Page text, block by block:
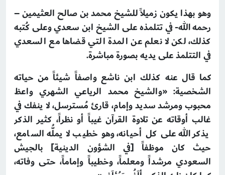
وهو بهذا يكون زميلاً للشيخ محمد بن صالح العثيمين –
رحمه الله- في تتلمذه على الشيخ ابن سعدي وعلى كُتبه
كذلك، لكن لا نعلم عن المدة التي قضاها مع السعدي
في التتلمذ على يديه بصورة مباشرة.
كما قال عنه كذلك ابن ناشع واصفاً شيئاً من حياته
الشخصية: «والشيخ محمد الرياعي الشهري واعظ
محبوب ومرشد سديد وإمام، قارئ مُسترسل، لا ينفك في
غالب أوقاته عن تلاوة القرآن غيباً أو نظراً، كثير الذكر
يذكر الله على كل أحيانه، وهو خطيب لا يملُّه السامع،
حيث كان موظفاً [في الشؤون الدينية] بالجيش
السعودي مرشداً ومعلماً، وخطيباً وإماماً، حتى وفاته،